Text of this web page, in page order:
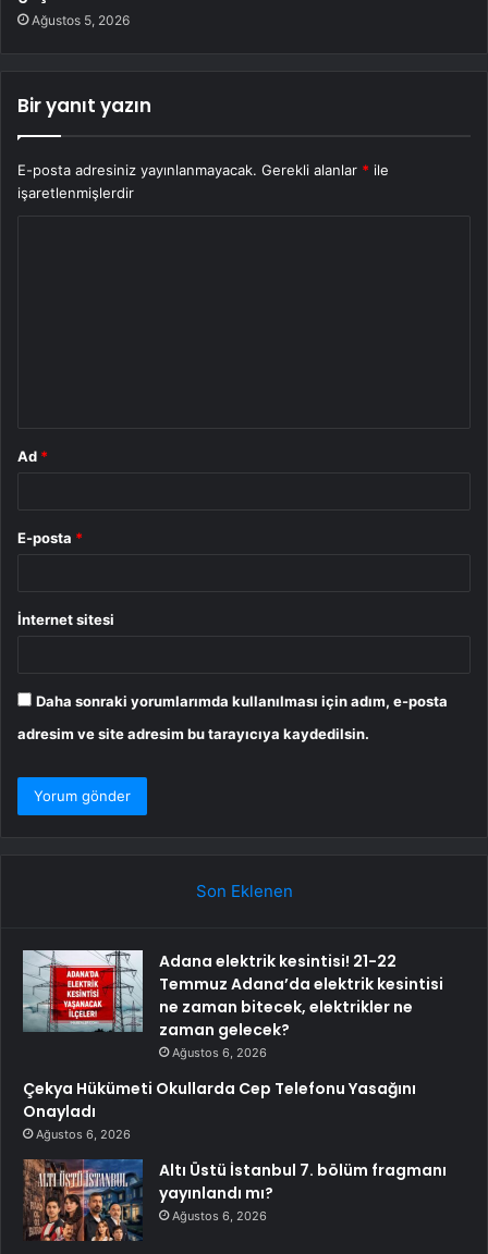
Ağustos 5, 2026
Bir yanıt yazın
E-posta adresiniz yayınlanmayacak. Gerekli alanlar * ile
işaretlenmişlerdir
Ad *
E-posta *
İnternet sitesi
Daha sonraki yorumlarımda kullanılması için adım, e-posta
adresim ve site adresim bu tarayıcıya kaydedilsin.
Son Eklenen
Adana elektrik kesintisi! 21-22
Temmuz Adana’da elektrik kesintisi
ne zaman bitecek, elektrikler ne
zaman gelecek?
Ağustos 6, 2026
Çekya Hükümeti Okullarda Cep Telefonu Yasağını
Onayladı
Ağustos 6, 2026
Altı Üstü İstanbul 7. bölüm fragmanı
yayınlandı mı?
Ağustos 6, 2026